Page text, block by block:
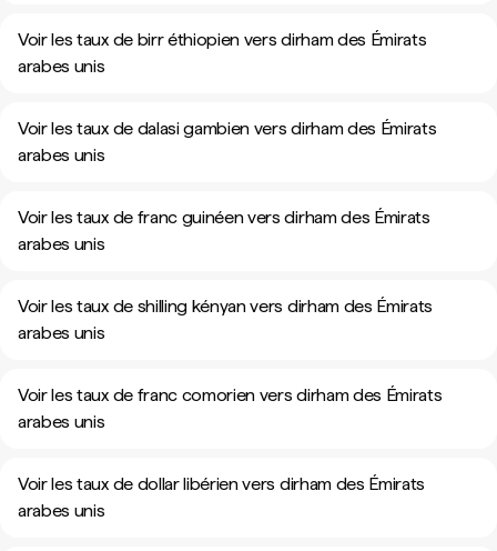
Voir les taux de birr éthiopien vers dirham des Émirats
arabes unis
Voir les taux de dalasi gambien vers dirham des Émirats
arabes unis
Voir les taux de franc guinéen vers dirham des Émirats
arabes unis
Voir les taux de shilling kényan vers dirham des Émirats
arabes unis
Voir les taux de franc comorien vers dirham des Émirats
arabes unis
Voir les taux de dollar libérien vers dirham des Émirats
arabes unis